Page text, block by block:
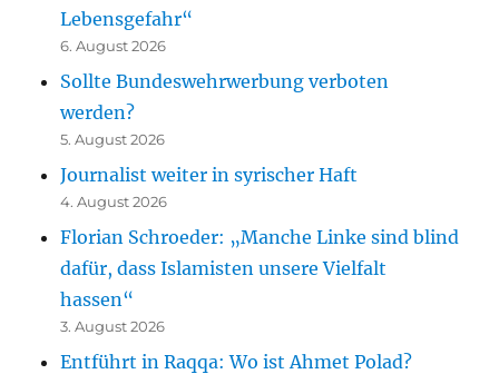
Lebensgefahr“
6. August 2026
Sollte Bundeswehrwerbung verboten
werden?
5. August 2026
Journalist weiter in syrischer Haft
4. August 2026
Florian Schroeder: „Manche Linke sind blind
dafür, dass Islamisten unsere Vielfalt
hassen“
3. August 2026
Entführt in Raqqa: Wo ist Ahmet Polad?